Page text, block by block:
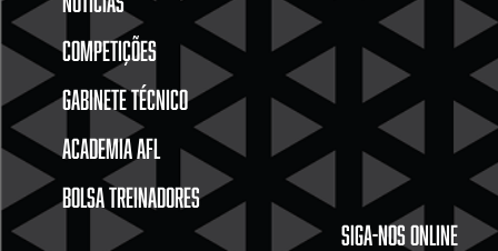
COMPETIÇÕES
GABINETE TÉCNICO
ACADEMIA AFL
BOLSA TREINADORES
SIGA-NOS ONLINE